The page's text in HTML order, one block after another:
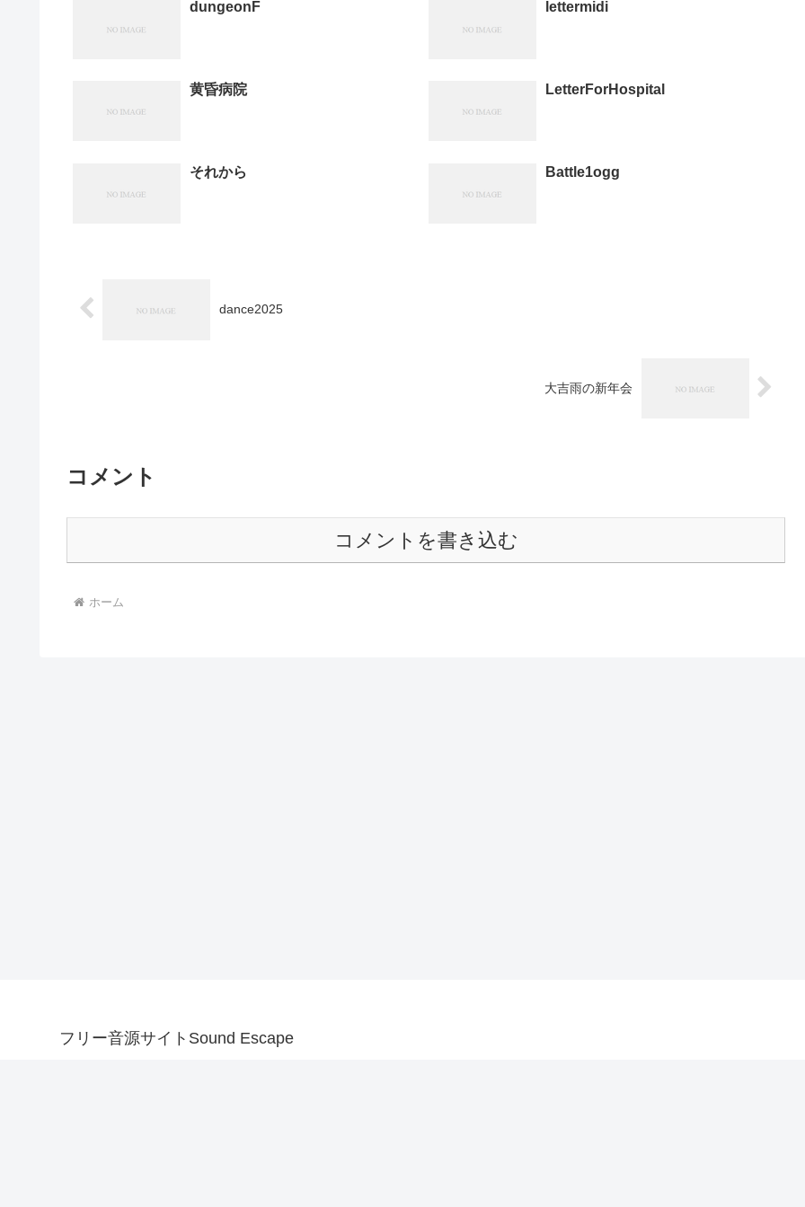
dungeonF lettermidi
黄昏病院 LetterForHospital
それから Battle1ogg
dance2025
大吉雨の新年会
コメント
コメントを書き込む
ホーム
フリー音源サイトSound Escape